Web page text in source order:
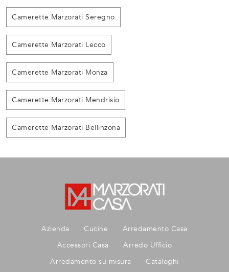
Camerette Marzorati Seregno
Camerette Marzorati Lecco
Camerette Marzorati Monza
Camerette Marzorati Mendrisio
Camerette Marzorati Bellinzona
Azienda Cucine
Arredamento Casa
Accessori Casa
Arredo Ufficio
Arredamento su misura
Cataloghi